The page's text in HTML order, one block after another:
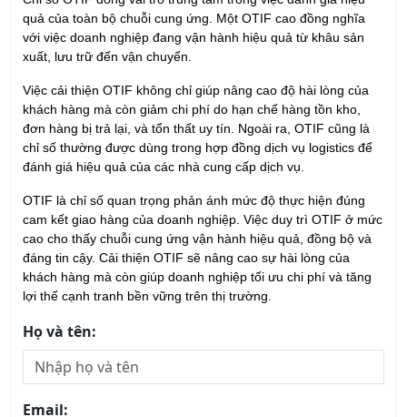
Khóa học Kỹ Năng Dịch Vụ Khách Hàng Qua
Điện Thoại
21/08/2026
Khóa học Kỹ Năng Bán Hàng Qua Điện Thoại
21/08/2026
Khóa học Kỹ Năng Chăm Sóc Khách Hàng
13/08/2026
Khóa học Kỹ năng Huấn Luyện Đội Ngũ Bán
Hàng
27/08/2026
Khóa học Giám Sát Bán Hàng Chuyên Nghiệp
20/08/2026
Khóa học ASM - Quản lý Kinh Doanh Khu Vực
20/08/2026
Khóa học Tư Duy Dịch Vụ Khách Hàng